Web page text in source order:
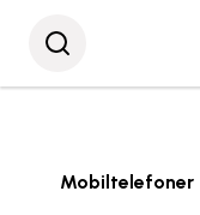
Mobiltelefoner